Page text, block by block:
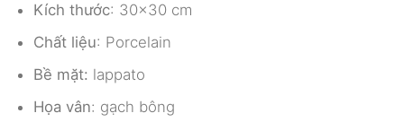
Kích thước: 30×30 cm
Chất liệu: Porcelain
Bề mặt: lappato
Họa vân: gạch bông